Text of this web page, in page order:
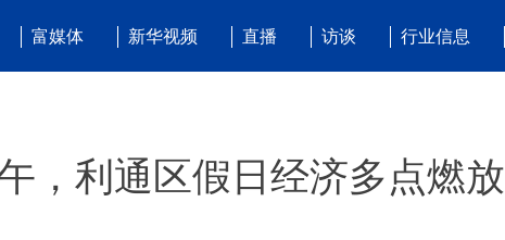
富媒体 新华视频 直播 访谈 行业信息
，利通区假日经济多点燃放